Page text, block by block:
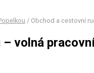
/ Obchod a cestovní
volná